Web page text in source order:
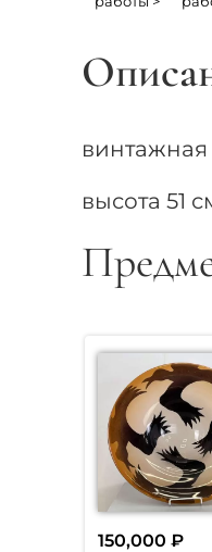
винтажная
высота 51
150,000₽